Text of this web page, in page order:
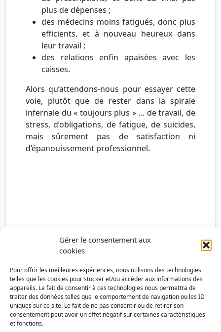
Gérer le consentement aux
cookies
Pour offrir les meilleures expériences, nous utilisons des technologies
telles que les cookies pour stocker et/ou accéder aux informations des
appareils. Le fait de consentir à ces technologies nous permettra de
traiter des données telles que le comportement de navigation ou les ID
uniques sur ce site. Le fait de ne pas consentir ou de retirer son
consentement peut avoir un effet négatif sur certaines caractéristiques
et fonctions.
plus de dépenses ;
des médecins moins fatigués, donc plus
efficients, et à nouveau heureux dans
leur travail ;
des relations enfin apaisées avec les
caisses.
Alors qu’attendons-nous pour essayer cette
voie, plutôt que de rester dans la spirale
infernale du « toujours plus » … de travail, de
stress, d’obligations, de fatigue, de suicides,
mais sûrement pas de satisfaction ni
d’épanouissement professionnel.